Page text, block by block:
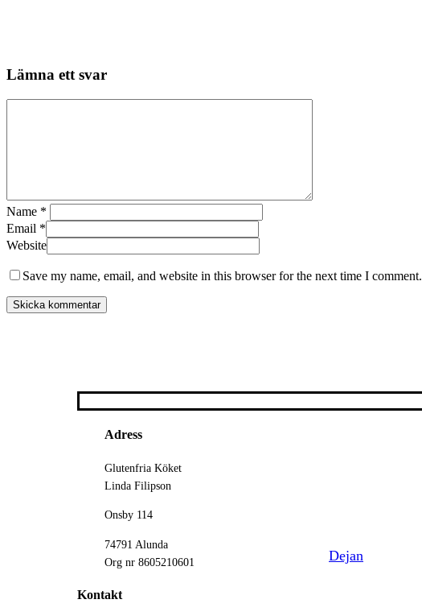
Dejan
Lämna ett svar
Name *
Email *
Website
Save my name, email, and website in this browser for the next time I comment.
Adress
Glutenfria Köket
Linda Filipson
Onsby 114
74791 Alunda
Org nr 8605210601
Kontakt